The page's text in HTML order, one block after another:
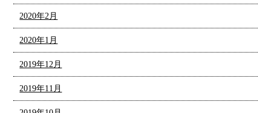
2020年2月
2020年1月
2019年12月
2019年11月